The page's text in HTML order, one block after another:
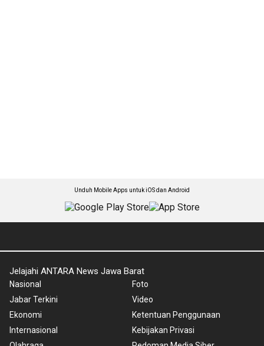
Unduh Mobile Apps untuk iOS dan Android
Jelajahi ANTARA News Jawa Barat
Nasional
Jabar Terkini
Ekonomi
Internasional
Foto
Video
Ketentuan Penggunaan
Kebijakan Privasi